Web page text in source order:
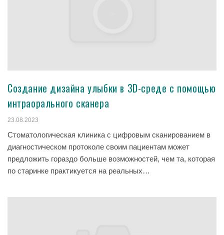
Создание дизайна улыбки в 3D-среде с помощью
интраорального сканера
23.08.2023
Стоматологическая клиника с цифровым сканированием в
диагностическом протоколе своим пациентам может
предложить гораздо больше возможностей, чем та, которая
по старинке практикуется на реальных…